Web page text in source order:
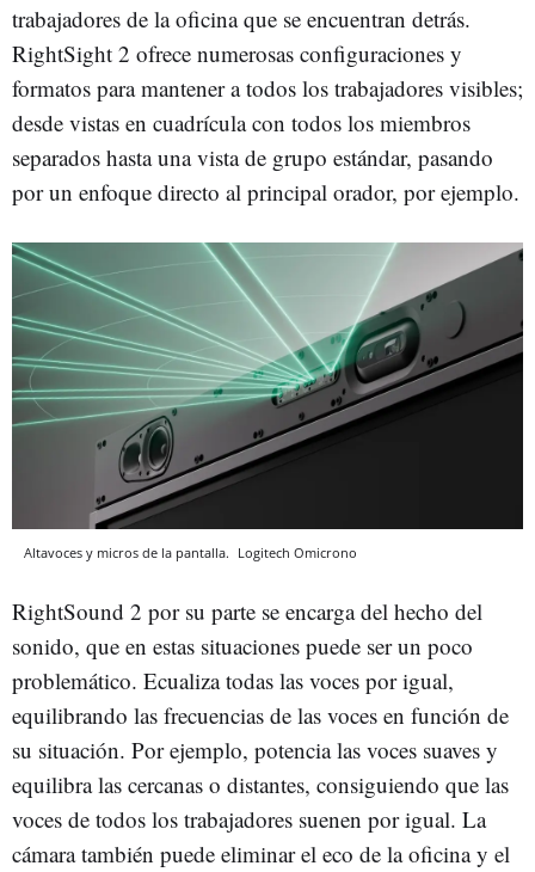
trabajadores de la oficina que se encuentran detrás.
RightSight 2 ofrece numerosas configuraciones y
formatos para mantener a todos los trabajadores visibles;
desde vistas en cuadrícula con todos los miembros
separados hasta una vista de grupo estándar, pasando
por un enfoque directo al principal orador, por ejemplo.
Altavoces y micros de la pantalla. Logitech Omicrono
RightSound 2 por su parte se encarga del hecho del
sonido, que en estas situaciones puede ser un poco
problemático. Ecualiza todas las voces por igual,
equilibrando las frecuencias de las voces en función de
su situación. Por ejemplo, potencia las voces suaves y
equilibra las cercanas o distantes, consiguiendo que las
voces de todos los trabajadores suenen por igual. La
cámara también puede eliminar el eco de la oficina y el